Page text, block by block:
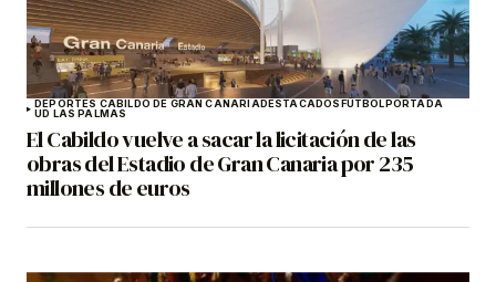
DEPORTES CABILDO DE GRAN CANARIADESTACADOSFÚTBOLPORTADA
UD LAS PALMAS
El Cabildo vuelve a sacar la licitación de las
obras del Estadio de Gran Canaria por 235
millones de euros